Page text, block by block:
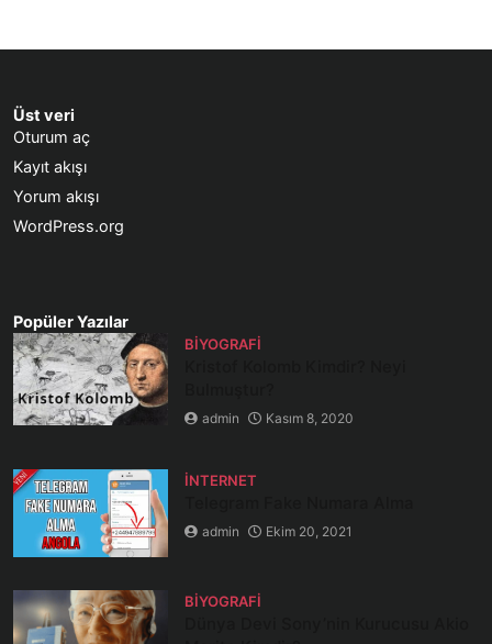
Üst veri
Oturum aç
Kayıt akışı
Yorum akışı
WordPress.org
Popüler Yazılar
BIYOGRAFI
admin Kasım 8, 2020
İNTERNET
admin Ekim 20, 2021
BIYOGRAFI